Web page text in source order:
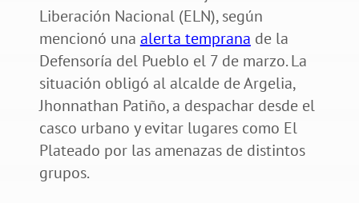
Liberación Nacional (ELN), según
mencionó una alerta temprana de la
Defensoría del Pueblo el 7 de marzo. La
situación obligó al alcalde de Argelia,
Jhonnathan Patiño, a despachar desde el
casco urbano y evitar lugares como El
Plateado por las amenazas de distintos
grupos.